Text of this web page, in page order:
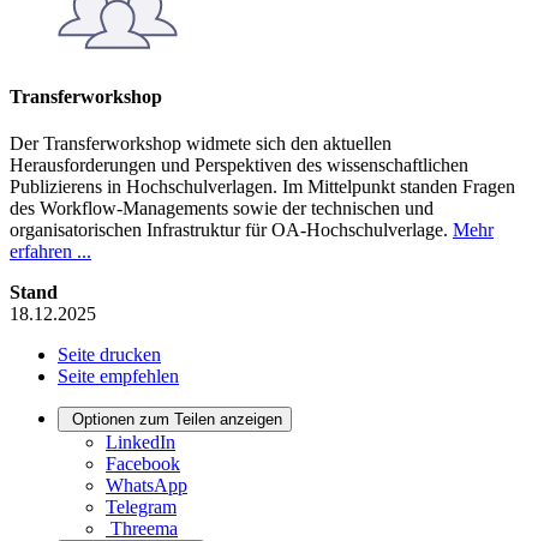
Transferworkshop
Der Transferworkshop widmete sich den aktuellen
Herausforderungen und Perspektiven des wissenschaftlichen
Publizierens in Hochschulverlagen. Im Mittelpunkt standen Fragen
des Workflow-Managements sowie der technischen und
organisatorischen Infrastruktur für OA-Hochschulverlage. Mehr
erfahren ...
Stand
18.12.2025
Seite drucken
Seite empfehlen
Optionen zum Teilen anzeigen
LinkedIn
Facebook
WhatsApp
Telegram
Threema